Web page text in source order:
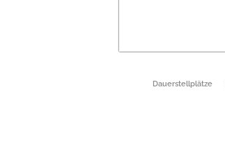
Dauerstellplätze